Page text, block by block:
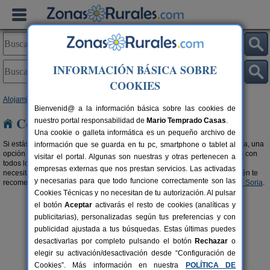
Alojamientos
Complejos Rurales en Soria
Si estás pensando en realizar una escapada de turismo rural en toda regla, una
opción a tener muy en cuenta son loscomplejos rurales en Soria. Zonas con
todos los servicios, bien comunicadas y con todas las comodidades que
necesitas para que tu experiencia rural sea positiva y satisfactoria. También te
recomendamos buscar en nuestra selección de Apartamentos Rurales en Soria.
14 pers.
El Nido del Mirlo
INFORMACIÓN BÁSICA SOBRE
COOKIES
Bienvenid@ a la información básica sobre las cookies de
nuestro portal responsabilidad de Mario Temprado Casas.
Una cookie o galleta informática es un pequeño archivo de
información que se guarda en tu pc, smartphone o tablet al
visitar el portal. Algunas son nuestras y otras pertenecen a
empresas externas que nos prestan servicios. Las activadas
y necesarias para que todo funcione correctamente son las
Cookies Técnicas y no necesitan de tu autorización. Al pulsar
el botónAceptar activarás el resto de cookies (analíticas y
publicitarias), personalizadas según tus preferencias y con
publicidad ajustada a tus búsquedas. Estas últimas puedes
desactivarlas por completo pulsando el botón Rechazar o
elegir su activación/desactivación desde “Configuración de
Cookies”. Más información en nuestra
POLÍTICA DE